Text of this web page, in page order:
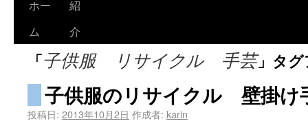
ホー
ム
紹
介
「子供服 リサイクル 手芸」タ
子供服のリサイクル 壁掛け
投稿日: 2013年10月2日 作成者: karin